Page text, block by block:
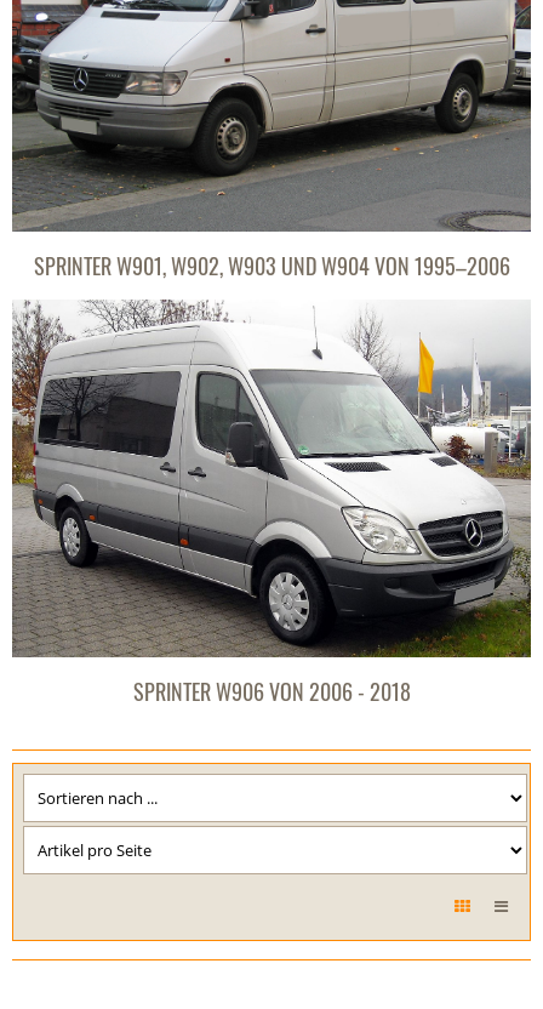
SPRINTER W901, W902, W903 UND W904 VON 1995–2006
SPRINTER W906 VON 2006 - 2018